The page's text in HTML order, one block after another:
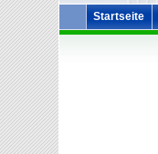
Startseite